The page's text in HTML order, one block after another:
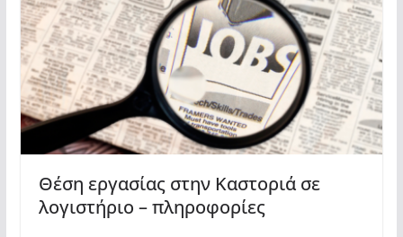
Θέση εργασίας στην Καστοριά σε
λογιστήριο – πληροφορίες